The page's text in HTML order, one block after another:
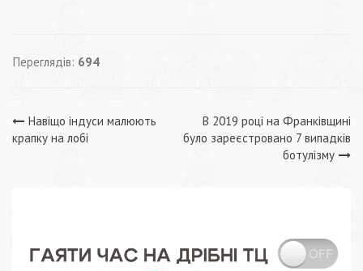
Переглядів: 694
Навігація
Навіщо індуси малюють
крапку на лобі
В 2019 році на Франківщині
було зареєстровано 7 випадків
ботулізму